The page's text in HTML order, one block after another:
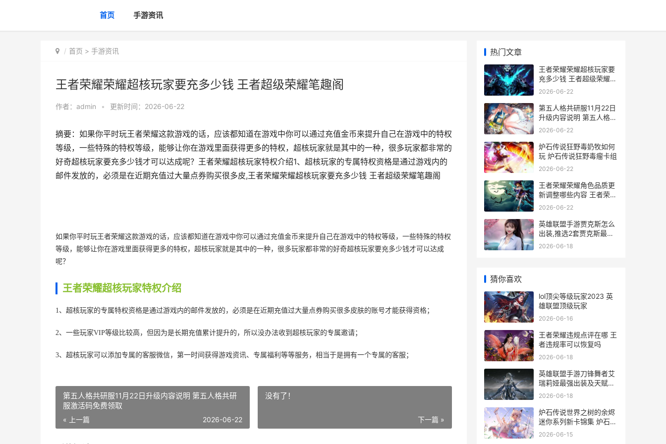
首页 手游资讯
首页 > 手游资讯
王者荣耀荣耀超核玩家要充多少钱 王者超级荣耀笔趣阁
作者： admin • 更新时间：2026-06-22
摘要：如果你平时玩王者荣耀这款游戏的话，应该都知道在游戏中你可以通过充值金币来提升自己在游戏中的特权
等级，一些特殊的特权等级，能够让你在游戏里面获得更多的特权，超核玩家就是其中的一种，很多玩家都非常的
好奇超核玩家要充多少钱才可以达成呢？王者荣耀超核玩家特权介绍1、超核玩家的专属特权资格是通过游戏内的
邮件发放的，必须是在近期充值过大量点券购买很多皮,王者荣耀荣耀超核玩家要充多少钱 王者超级荣耀笔趣阁
如果你平时玩王者荣耀这款游戏的话，应该都知道在游戏中你可以通过充值金币来提升自己在游戏中的特权等级，一些特殊的特权
等级，能够让你在游戏里面获得更多的特权，超核玩家就是其中的一种，很多玩家都非常的好奇超核玩家要充多少钱才可以达成
呢？
王者荣耀超核玩家特权介绍
1、超核玩家的专属特权资格是通过游戏内的邮件发放的，必须是在近期充值过大量点券购买很多皮肤的账号才能获得资格；
2、一些玩家VIP等级比较高，但因为是长期充值累计提升的，所以没办法收到超核玩家的专属邀请；
3、超核玩家可以添加专属的客服微信，第一时间获得游戏资讯、专属福利等等服务，相当于是拥有一个专属的客服；
第五人格共研服11月22日升级内容说明 第五人格共研
服激活码免费领取
« 上一篇 2026-06-22
没有了！
下一篇 »
热门文章
王者荣耀荣耀超核玩家要
充多少钱 王者超级荣耀笔
趣阁
2026-06-22
第五人格共研服11月22日
升级内容说明 第五人格共
研服激活码免费领取
2026-06-22
炉石传说狂野毒奶牧如何
玩 炉石传说狂野毒瘤卡组
2026-06-22
王者荣耀荣耀角色品质更
新调整哪些内容 王者荣耀
荣耀角色大全
2026-06-22
英雄联盟手游贾克斯怎么
出装,推选2套贾克斯最强
出装
2026-06-18
猜你喜欢
lol顶尖等级玩家2023 英
雄联盟顶级玩家
2026-06-16
王者荣耀违规点评在哪 王
者违规率可以恢复吗
2026-06-18
英雄联盟手游刀锋舞者艾
瑞莉娅最强出装及天赋选
择建议
2026-06-18
炉石传说世界之树的余烬
迷你系列新卡锦集 炉石传
说世界之树的余烬卡组代
2026-06-15